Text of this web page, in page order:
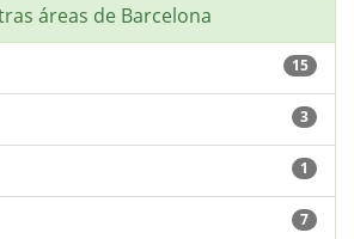
áreas de Barcelona
15
3
1
7